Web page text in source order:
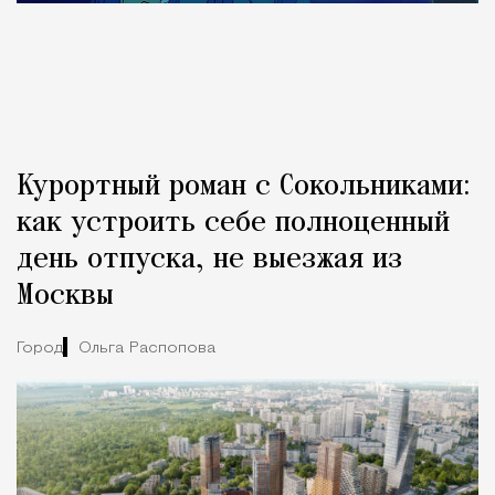
Курортный роман с Сокольниками:
как устроить себе полноценный
день отпуска, не выезжая из
Москвы
Город Ольга Распопова